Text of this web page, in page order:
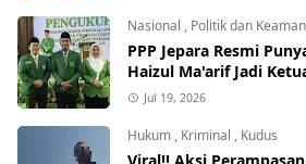
Nasional , Politik dan
PPP Jepara Resmi
Haizul Ma'arif Jadi
Jul 19, 2026
Hukum , Kriminal , Kudus
Viral!! Aksi